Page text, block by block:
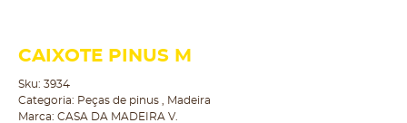
CAIXOTE PINUS M
Sku: 3934
Categoria: Peças de pinus
Madeira
Marca: CASA DA MADEIRA V.